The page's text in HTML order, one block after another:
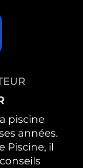
piscine
années.
Piscine, il